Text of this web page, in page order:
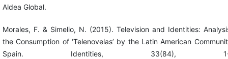
Aldea Global.
Morales, F. & Simelio, N. (2015). Television and Identities:
the Consumption of ‘Telenovelas’ by the Latin American
Spain. Identities, 33(84), 1-